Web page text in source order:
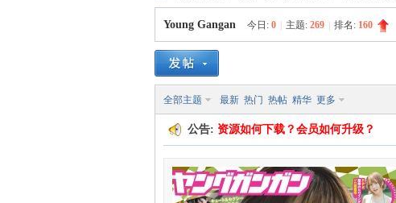
»
Young Gangan 今日: 0 主题: 269 排名: 160
全部主题 最新 热门 热帖 精华 更多
公告: 资源如何下载？会员如何升级？